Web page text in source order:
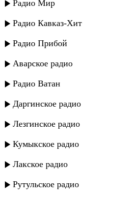
Радио Мир
Радио Кавказ-Хит
Радио Прибой
Аварское радио
Радио Ватан
Даргинское радио
Лезгинское радио
Кумыкское радио
Лакское радио
Рутульское радио